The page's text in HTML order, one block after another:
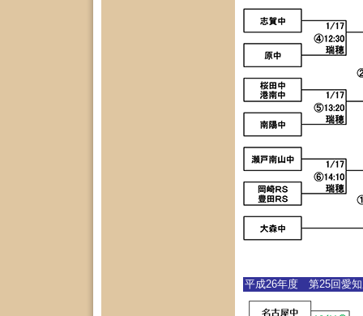
平成26年度 第25回愛